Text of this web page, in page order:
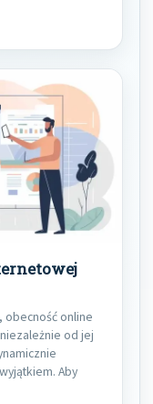
obecność online
od jej
Aby